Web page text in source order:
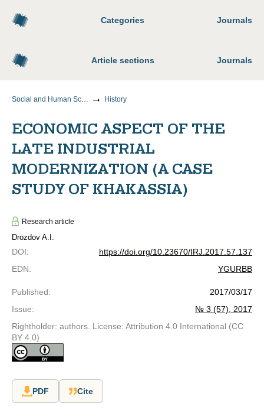
Categories Journals
Article sections Journals
Social and Human Sciences History
ECONOMIC ASPECT OF THE
LATE INDUSTRIAL
MODERNIZATION (A CASE
STUDY OF KHAKASSIA)
Research article
Drozdov A.I.
DOI:
https://doi.org/10.23670/IRJ.2017.57.137
EDN: YGURBB
Published:
2017/03/17
Issue:
№ 3 (57), 2017
Rightholder: authors. License: Attribution 4.0 International (CC
BY 4.0)
PDF Cite